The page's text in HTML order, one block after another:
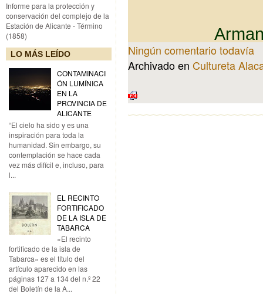
Informe para la protección y
conservación del complejo de la
Estación de Alicante - Término
(1858)
LO MÁS LEÍDO
CONTAMINACI
ÓN LUMÍNICA
EN LA
PROVINCIA DE
ALICANTE
“El cielo ha sido y es una
inspiración para toda la
humanidad. Sin embargo, su
contemplación se hace cada
vez más difícil e, incluso, para
l...
EL RECINTO
FORTIFICADO
DE LA ISLA DE
TABARCA
«El recinto
fortificado de la isla de
Tabarca» es el título del
artículo aparecido en las
páginas 127 a 134 del n.º 22
del Boletín de la A...
Ningún comentario todavía
Archivado en Cultureta